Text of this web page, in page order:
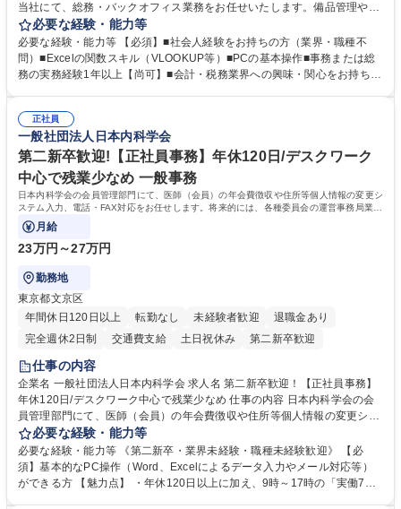
当社にて、総務・バックオフィス業務をお任せいたします。備品管理や来
客対応から、経理サポート、社会保険手続き、さらには新たなシステム導
入の検討まで、幅広く組織を支える役割です。 ■備品発注・在庫管理、郵
送物対応、電話・来客対応 ■金融機関への外出業務（入出金管理補助）、
福利厚生・社内イベントの運営管理 ■社内ルールの整備、職場環境の改善
社内新システムの導入検討・比較検証 募集職種 【新橋/総務】女性歓迎※
ポジティブアクション／年休126日／土日祝休
必要な経験・能力等
必要な経験・能力等 【必須】■社会人経験をお持ちの方（業界・職種不
問）■Excelの関数スキル（VLOOKUP等）■PCの基本操作■事務または総
務の実務経験1年以上【尚可】■会計・税務業界への興味・関心をお持ちの
ィブアクション 学歴・資格 学歴：大学院 大学 高専 短大 専修学校 高校 語
学力： 資格：
正社員
一般社団法人日本内科学会
第二新卒歓迎!【正社員事務】年休120日/デスクワーク
中心で残業少なめ 一般事務
日本内科学会の会員管理部門にて、医師（会員）の年会費徴収や住所等個人情報の変更シ
ステム入力、電話・FAX対応をお任せします。将来的には、各種委員会の運営事務局業務
などにも幅広く携わっていただきます。
月給
23万円～27万円
勤務地
東京都文京区
年間休日120日以上
転勤なし 未経験者歓迎
退職金あり
完全週休2日制
交通費支給 土日祝休み 第二新卒歓迎
仕事の内容
企業名 一般社団法人日本内科学会 求人名 第二新卒歓迎！【正社員事務】
年休120日/デスクワーク中心で残業少なめ 仕事の内容 日本内科学会の会
員管理部門にて、医師（会員）の年会費徴収や住所等個人情報の変更シス
テム入力、電話・FAX対応をお任せします。将来的には、各種委員会の運
営事務局業務などにも幅広く携わっていただきます。 【会員管理・データ
入力業務】 ・医師（会員）の住所変更、個人情報のシステム登録・更新
・年会費の徴収管理や入金データの照合確認 【問い合わせ対応】 ・会員
必要な経験・能力等
必要な経験・能力等 《第二新卒・業界未経験・職種未経験歓迎》 【必
須】基本的なPC操作（Word、Excelによるデータ入力やメール対応等）
ができる方 【魅力点】 ・年休120日以上に加え、9時～17時の「実働7時